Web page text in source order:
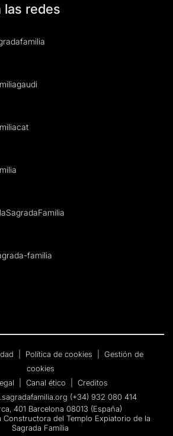
las redes
familia
Política de cookies
Gestión de
cookies
Canal ético
Creditos
(+34) 932 080 414
401 Barcelona 08013 (España)
del Templo Expiatorio de la
Sagrada Família